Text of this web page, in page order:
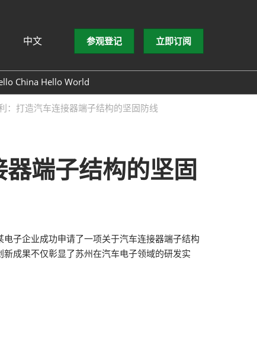
中文
Việt
ย
参观登记 立即订阅
China Hello World
：打造汽车连接器端子结构的坚固防线
端子结构的坚固
子企业成功申请了一项关于汽车连接器端子结构
成果不仅彰显了苏州在汽车电子领域的研发实